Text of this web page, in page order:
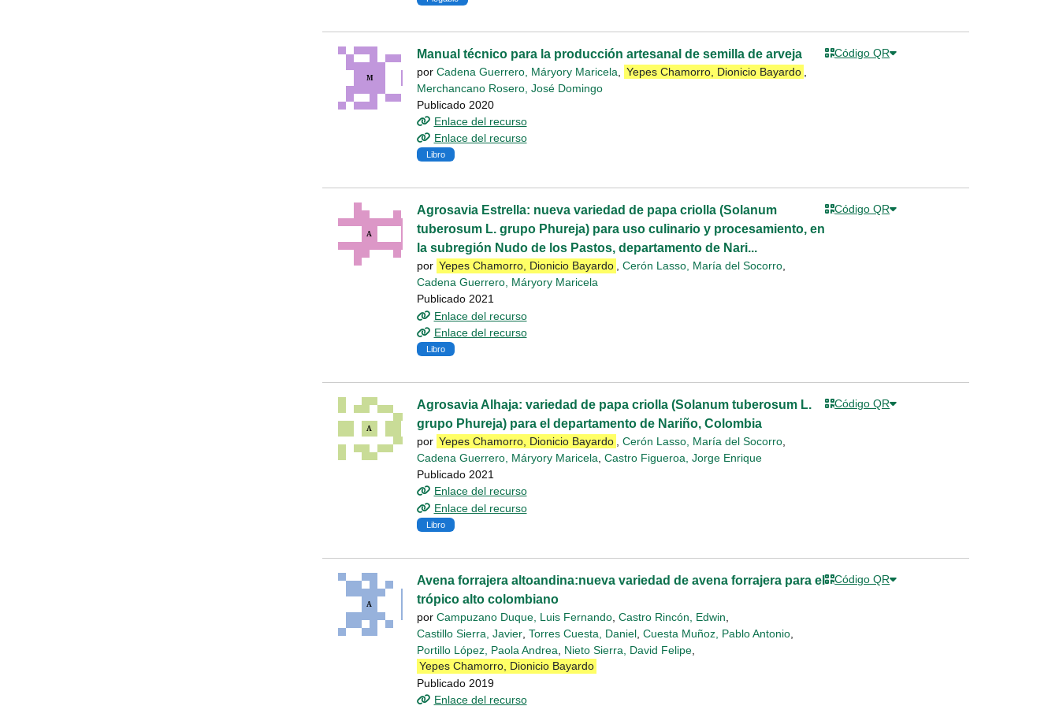
Manual técnico para la producción artesanal de semilla de arveja
por Cadena Guerrero, Máryory Maricela Yepes Chamorro, Dionicio Bayardo
Merchancano Rosero, José Domingo
Publicado 2020
Enlace del recurso
Enlace del recurso
Libro
Código QR
Agrosavia Estrella: nueva variedad de papa criolla (Solanum
tuberosum L. grupo Phureja) para uso culinario y procesamiento, en
la subregión Nudo de los Pastos, departamento de Nari...
por Yepes Chamorro, Dionicio Bayardo , Cerón Lasso, María del Socorro,
Cadena Guerrero, Máryory Maricela
Publicado 2021
Enlace del recurso
Enlace del recurso
Libro
Código QR
Agrosavia Alhaja: variedad de papa criolla (Solanum tuberosum L.
grupo Phureja) para el departamento de Nariño, Colombia
por Yepes Chamorro, Dionicio Bayardo Cerón Lasso, María del Socorro,
Cadena Guerrero, Máryory Maricela Castro Figueroa, Jorge Enrique
Publicado 2021
Enlace del recurso
Enlace del recurso
Libro
Código QR
Avena forrajera altoandina:nueva variedad de avena forrajera para el
trópico alto colombiano
por Campuzano Duque, Luis Fernando Castro Rincón, Edwin
Castillo Sierra, Javier Torres Cuesta, Daniel Cuesta Muñoz, Pablo Antonio
Portillo López, Paola Andrea
Nieto Sierra, David Felipe
Yepes Chamorro, Dionicio Bayardo
Publicado 2019
Enlace del recurso
Código QR